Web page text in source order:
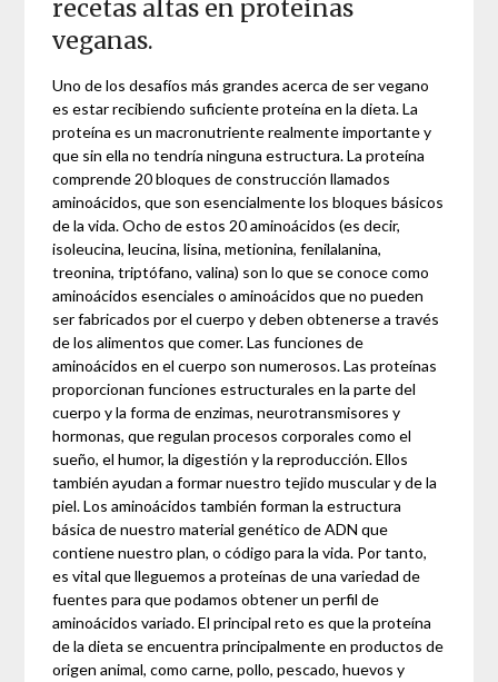
recetas altas en proteínas
veganas.
Uno de los desafíos más grandes acerca de ser vegano
es estar recibiendo suficiente proteína en la dieta. La
proteína es un macronutriente realmente importante y
que sin ella no tendría ninguna estructura. La proteína
comprende 20 bloques de construcción llamados
aminoácidos, que son esencialmente los bloques básicos
de la vida. Ocho de estos 20 aminoácidos (es decir,
isoleucina, leucina, lisina, metionina, fenilalanina,
treonina, triptófano, valina) son lo que se conoce como
aminoácidos esenciales o aminoácidos que no pueden
ser fabricados por el cuerpo y deben obtenerse a través
de los alimentos que comer. Las funciones de
aminoácidos en el cuerpo son numerosos. Las proteínas
proporcionan funciones estructurales en la parte del
cuerpo y la forma de enzimas, neurotransmisores y
hormonas, que regulan procesos corporales como el
sueño, el humor, la digestión y la reproducción. Ellos
también ayudan a formar nuestro tejido muscular y de la
piel. Los aminoácidos también forman la estructura
básica de nuestro material genético de ADN que
contiene nuestro plan, o código para la vida. Por tanto,
es vital que lleguemos a proteínas de una variedad de
fuentes para que podamos obtener un perfil de
aminoácidos variado. El principal reto es que la proteína
de la dieta se encuentra principalmente en productos de
origen animal, como carne, pollo, pescado, huevos y